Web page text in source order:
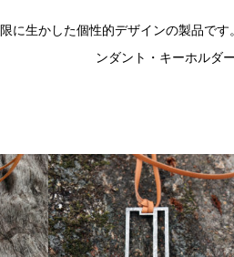
に生かした個性的デザインの製品で
ンダント・キーホルダ